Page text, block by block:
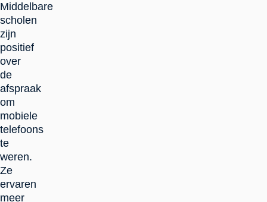
Middelbare
scholen
zijn
positief
over
de
afspraak
om
mobiele
telefoons
te
weren.
Ze
ervaren
meer